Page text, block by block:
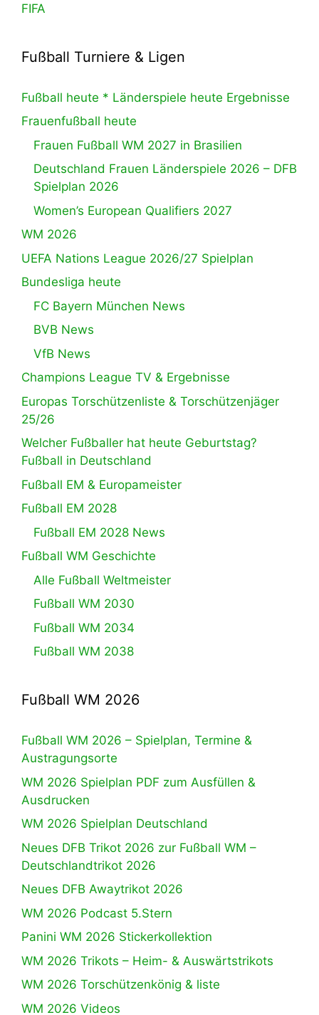
FIFA
Fußball Turniere & Ligen
Fußball heute * Länderspiele heute Ergebnisse
Frauenfußball heute
Frauen Fußball WM 2027 in Brasilien
Deutschland Frauen Länderspiele 2026 – DFB
Spielplan 2026
Women’s European Qualifiers 2027
WM 2026
UEFA Nations League 2026/27 Spielplan
Bundesliga heute
FC Bayern München News
BVB News
VfB News
Champions League TV & Ergebnisse
Europas Torschützenliste & Torschützenjäger
25/26
Welcher Fußballer hat heute Geburtstag?
Fußball in Deutschland
Fußball EM & Europameister
Fußball EM 2028
Fußball EM 2028 News
Fußball WM Geschichte
Alle Fußball Weltmeister
Fußball WM 2030
Fußball WM 2034
Fußball WM 2038
Fußball WM 2026
Fußball WM 2026 – Spielplan, Termine &
Austragungsorte
WM 2026 Spielplan PDF zum Ausfüllen &
Ausdrucken
WM 2026 Spielplan Deutschland
Neues DFB Trikot 2026 zur Fußball WM –
Deutschlandtrikot 2026
Neues DFB Awaytrikot 2026
WM 2026 Podcast 5.Stern
Panini WM 2026 Stickerkollektion
WM 2026 Trikots – Heim- & Auswärtstrikots
WM 2026 Torschützenkönig & liste
WM 2026 Videos